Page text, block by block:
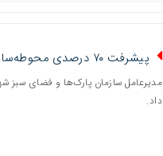
پیشرفت ۷۰ درصدی محوطه‌سازی باغ پرندگان
داد.